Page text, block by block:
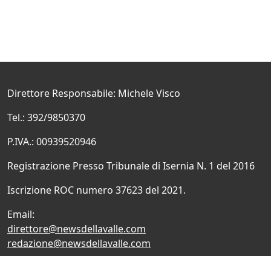
Direttore Responsabile: Michele Visco
Tel.: 392/9850370
P.IVA.: 00939520946
Registrazione Presso Tribunale di Isernia N. 1 del 2016
Iscrizione ROC numero 37623 del 2021.
Email:
direttore@newsdellavalle.com
redazione@newsdellavalle.com